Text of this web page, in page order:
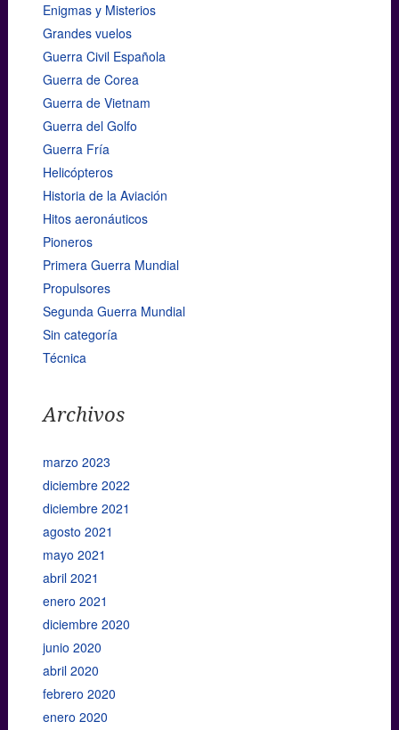
Enigmas y Misterios
Grandes vuelos
Guerra Civil Española
Guerra de Corea
Guerra de Vietnam
Guerra del Golfo
Guerra Fría
Helicópteros
Historia de la Aviación
Hitos aeronáuticos
Pioneros
Primera Guerra Mundial
Propulsores
Segunda Guerra Mundial
Sin categoría
Técnica
Archivos
marzo 2023
diciembre 2022
diciembre 2021
agosto 2021
mayo 2021
abril 2021
enero 2021
diciembre 2020
junio 2020
abril 2020
febrero 2020
enero 2020